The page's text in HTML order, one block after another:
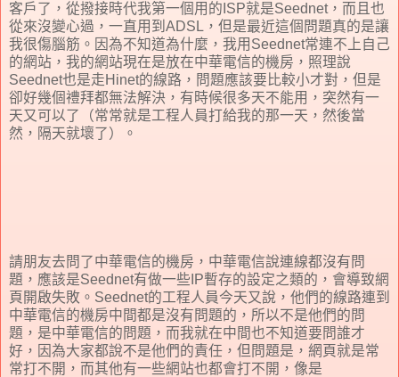
客戶了，從撥接時代我第一個用的ISP就是Seednet，而且也
從來沒變心過，一直用到ADSL，但是最近這個問題真的是讓
我很傷腦筋。因為不知道為什麼，我用Seednet常連不上自己
的網站，我的網站現在是放在中華電信的機房，照理說
Seednet也是走Hinet的線路，問題應該要比較小才對，但是
卻好幾個禮拜都無法解決，有時候很多天不能用，突然有一
天又可以了（常常就是工程人員打給我的那一天，然後當
然，隔天就壞了）。
請朋友去問了中華電信的機房，中華電信說連線都沒有問
題，應該是Seednet有做一些IP暫存的設定之類的，會導致網
頁開啟失敗。Seednet的工程人員今天又說，他們的線路連到
中華電信的機房中間都是沒有問題的，所以不是他們的問
題，是中華電信的問題，而我就在中間也不知道要問誰才
好，因為大家都說不是他們的責任，但問題是，網頁就是常
常打不開，而其他有一些網站也都會打不開，像是